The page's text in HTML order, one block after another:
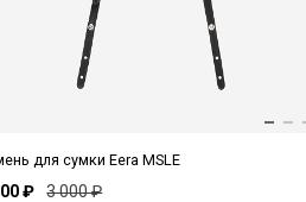
для сумки Eera MSLE
₽ 3 000 ₽